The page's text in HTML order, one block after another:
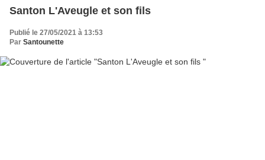
Santon L'Aveugle et son fils
Publié le 27/05/2021 à 13:53
Par Santounette